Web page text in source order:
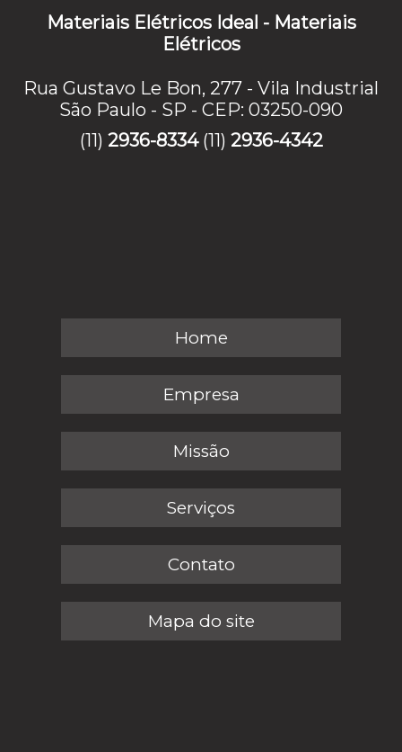
Materiais Elétricos Ideal - Materiais
Elétricos
Rua Gustavo Le Bon, 277 - Vila Industrial
São Paulo - SP - CEP: 03250-090
(11) 2936-8334 (11) 2936-4342
Home
Empresa
Missão
Serviços
Contato
Mapa do site